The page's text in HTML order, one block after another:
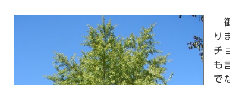
り
チ
も
で